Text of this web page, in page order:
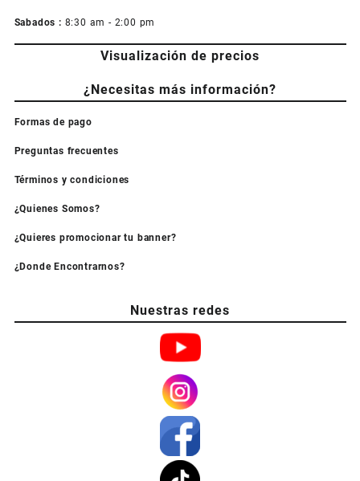
Sabados : 8:30 am - 2:00 pm
Visualización de precios
¿Necesitas más información?
Formas de pago
Preguntas frecuentes
Términos y condiciones
¿Quienes Somos?
¿Quieres promocionar tu banner?
¿Donde Encontrarnos?
Nuestras redes